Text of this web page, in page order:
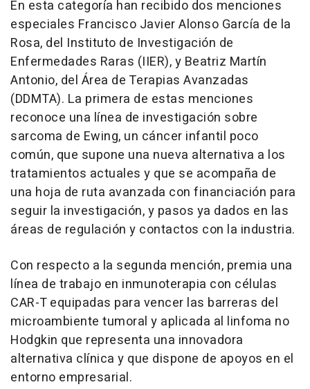
En esta categoría han recibido dos menciones
especiales Francisco Javier Alonso García de la
Rosa, del Instituto de Investigación de
Enfermedades Raras (IIER), y Beatriz Martín
Antonio, del Área de Terapias Avanzadas
(DDMTA). La primera de estas menciones
reconoce una línea de investigación sobre
sarcoma de Ewing, un cáncer infantil poco
común, que supone una nueva alternativa a los
tratamientos actuales y que se acompaña de
una hoja de ruta avanzada con financiación para
seguir la investigación, y pasos ya dados en las
áreas de regulación y contactos con la industria.
Con respecto a la segunda mención, premia una
línea de trabajo en inmunoterapia con células
CAR-T equipadas para vencer las barreras del
microambiente tumoral y aplicada al linfoma no
Hodgkin que representa una innovadora
alternativa clínica y que dispone de apoyos en el
entorno empresarial.